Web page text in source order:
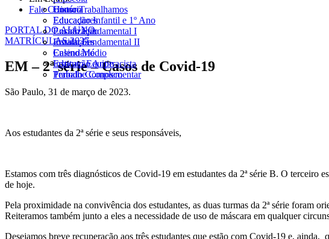
História
Educadores
Localização
Instalações
Calendário
Instituto Equipe
Trabalhe Conosco
Como Trabalhamos
Educação Infantil e 1º Ano
Ensino Fundamental I
Ensino Fundamental II
Ensino Médio
Educação Antirracista
Período Complementar
Fale Conosco
PORTAL DO ALUNO
MATRÍCULAS 2027
EM – 2ª série – Casos de Covid-19
São Paulo, 31 de março de 2023.
Aos estudantes da 2ª série e seus responsáveis,
Estamos com três diagnósticos de Covid-19 em estudantes da 2ª série B. O terceiro
de hoje.
Pela proximidade na convivência dos estudantes, as duas turmas da 2ª série foram
Reiteramos também junto a eles a necessidade de uso de máscara em qualquer
Desejamos breve recuperação aos três estudantes que estão com Covid-19 e,